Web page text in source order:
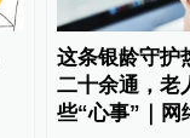
这条银龄守护
二十余通，老
些“心事”｜网